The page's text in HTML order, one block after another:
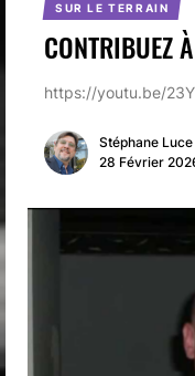
SUR LE TERRAIN
CONTRIBUEZ
https://youtu.be/
Stéphane Luce
28 Février